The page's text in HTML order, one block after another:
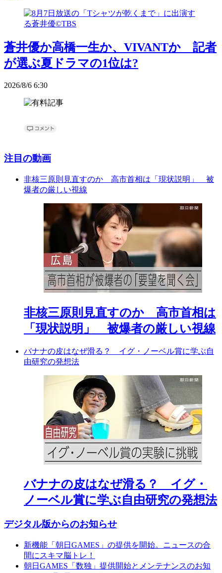
蒼井優か高橋一生か、VIVANTか 記者
が選ぶ夏ドラマの1位は?
2026/8/6 6:30
注目の動画
非核三原則見直すのか 高市首相は「現状説明」 被
爆者の厳しい視線
非核三原則見直すのか 高市首相は
「現状説明」 被爆者の厳しい視線
バナナの皮はなぜ滑る？ イグ・ノーベル賞に学ぶ自
由研究の発想法
バナナの皮はなぜ滑る？ イグ・
ノーベル賞に学ぶ自由研究の発想法
デジタル版からのお知らせ
新機能「朝日GAMES」の提供を開始。ニュースの合
間にスキマ脳トレ！
朝日GAMES「数独」提供開始とメンテナンスのお知